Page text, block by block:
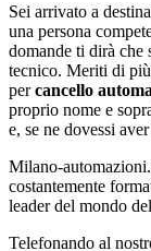
Sei arrivato a
una persona
domande ti dirà che
tecnico. Meriti di
percancello
proprio nome e
e, se ne dovessi
Milano-
costantemente
leader del mondo
Telefonando al